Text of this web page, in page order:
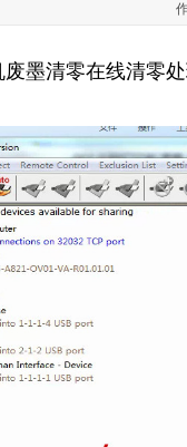
墨清零在线清零